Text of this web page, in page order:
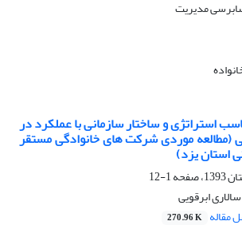
استراتژی و ساختار سازمانی با عملکرد در
(مطالعه موردی شرکت های خانوادگی مستقر
استان یزد)
1-12
ابرقویی
مقاله 270.96 K